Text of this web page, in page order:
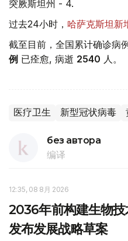
突厥斯坦州 - 4.
过去24小时， 哈萨克斯坦新
截至目前，全国累计确诊病
例 已痊愈, 病逝 2540 人。
医疗卫生 新型冠状病毒
без автора
编译
12:35, 08 8月 2026
2036年前构建生物
发布发展战略草案